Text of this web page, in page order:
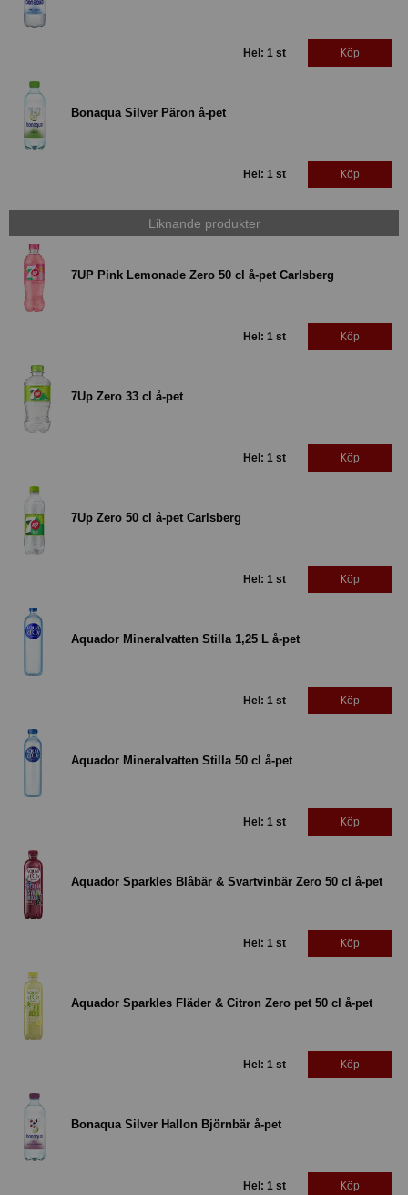
Hel: 1 st Köp
Bonaqua Silver Päron å-pet
Hel: 1 st Köp
Liknande produkter
7UP Pink Lemonade Zero 50 cl å-pet Carlsberg
Hel: 1 st Köp
7Up Zero 33 cl å-pet
Hel: 1 st Köp
7Up Zero 50 cl å-pet Carlsberg
Hel: 1 st Köp
Aquador Mineralvatten Stilla 1,25 L å-pet
Hel: 1 st Köp
Aquador Mineralvatten Stilla 50 cl å-pet
Hel: 1 st Köp
Aquador Sparkles Blåbär & Svartvinbär Zero 50 cl å-pet
Hel: 1 st Köp
Aquador Sparkles Fläder & Citron Zero pet 50 cl å-pet
Hel: 1 st Köp
Bonaqua Silver Hallon Björnbär å-pet
Hel: 1 st Köp